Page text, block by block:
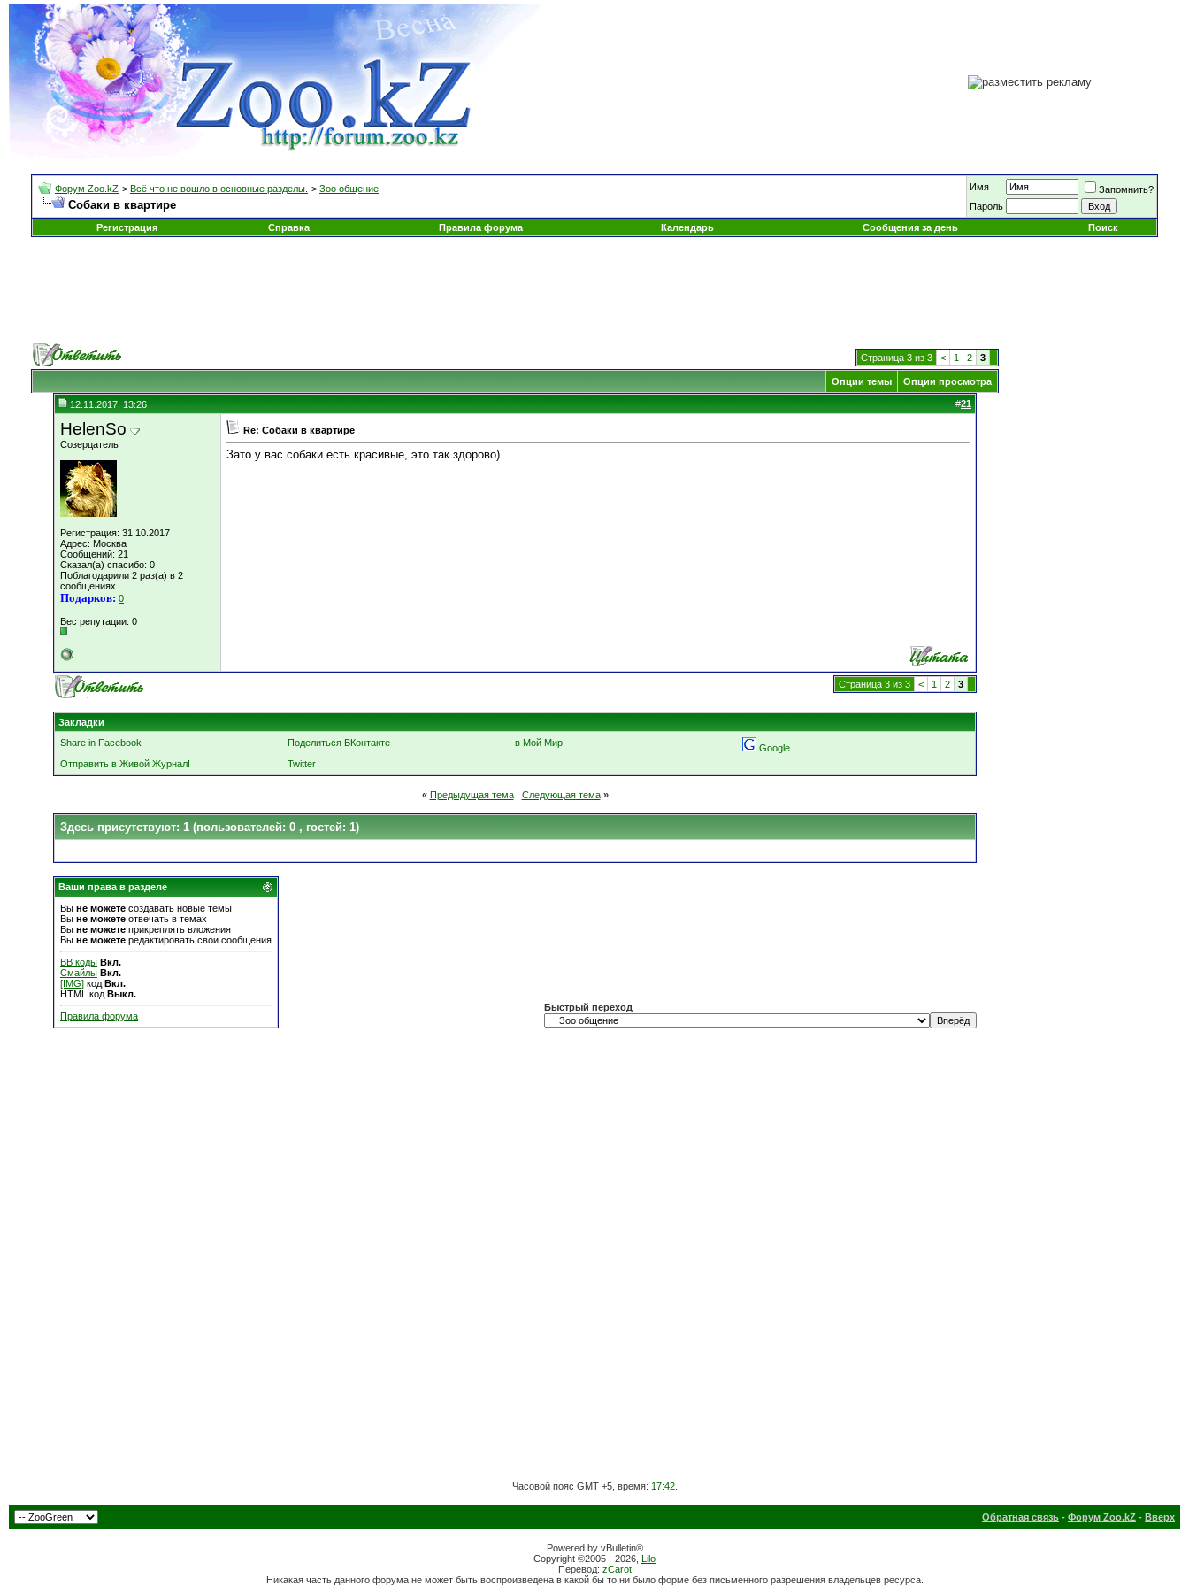
Форум Zoo.kZ > Всё что не вошло в основные разделы. > Зоо общение
Собаки в квартире
Имя
Запомнить?
Пароль
Регистрация
Справка Правила форума Календарь Сообщения за день Поиск
Страница 3 из 3 < 1 2 3
Опции темы Опции просмотра
12.11.2017, 13:26 #21
HelenSo
Созерцатель
Регистрация: 31.10.2017
Адрес: Москва
Сообщений: 21
Сказал(а) спасибо: 0
Поблагодарили 2 раз(а) в 2
сообщениях
Подарков: 0
Вес репутации: 0
Re: Собаки в квартире
Зато у вас собаки есть красивые, это так здорово)
Страница 3 из 3 < 1 2 3
Закладки
Share in Facebook
Поделиться ВКонтакте в Мой Мир!
Google
Отправить в Живой Журнал!
Twitter
« Предыдущая тема| Следующая тема »
Здесь присутствуют: 1 (пользователей: 0 , гостей: 1)
Ваши права в разделе
Вы не можете создавать новые темы
Вы не можете отвечать в темах
Вы не можете прикреплять вложения
Вы не можете редактировать свои сообщения
BB коды Вкл.
Смайлы Вкл.
[IMG] код Вкл.
HTML код Выкл.
Правила форума
Быстрый переход
Часовой пояс GMT +5, время: 17:42.
Обратная связь - Форум Zoo.kZ - Вверх
Powered by vBulletin®
Copyright ©2005 - 2026, Lilo
Перевод: zCarot
Никакая часть данного форума не может быть воспроизведена в какой бы то ни было форме без письменного разрешения владельцев ресурса.